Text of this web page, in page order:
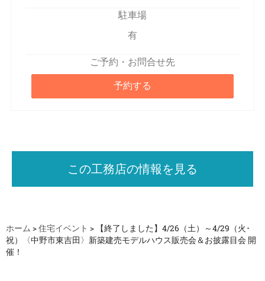
駐車場
有
ご予約・お問合せ先
予約する
この工務店の情報を見る
ホーム >住宅イベント >
【終了しました】4/26（土）～4/29（火･
祝）〈中野市東吉田〉新築建売モデルハウス販売会＆お披露目会 開
催！